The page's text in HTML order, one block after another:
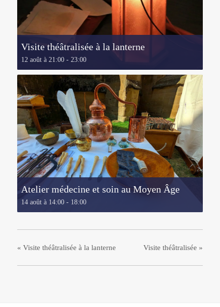
Visite théâtralisée à la lanterne
12 août à 21:00 - 23:00
Atelier médecine et soin au Moyen Âge
14 août à 14:00 - 18:00
« Visite théâtralisée à la lanterne Visite théâtralisée »